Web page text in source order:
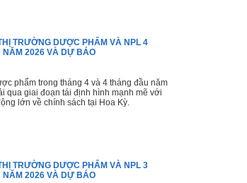
TRƯỜNG DƯỢC PHẨM VÀ NPL 4
2026 VÀ DỰ BÁO
phẩm trong tháng 4 và 4 tháng đầu năm
qua giai đoạn tái định hình mạnh mẽ với
lớn về chính sách tại Hoa Kỳ.
TRƯỜNG DƯỢC PHẨM VÀ NPL 3
2026 VÀ DỰ BÁO